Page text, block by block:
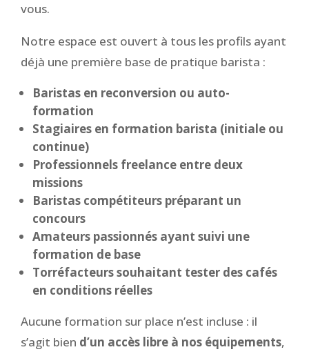
vous.
Notre espace est ouvert à tous les profils ayant
déjà une première base de pratique barista :
Baristas en reconversion ou auto-
formation
Stagiaires en formation barista (initiale ou
continue)
Professionnels freelance entre deux
missions
Baristas compétiteurs préparant un
concours
Amateurs passionnés ayant suivi une
formation de base
Torréfacteurs souhaitant tester des cafés
en conditions réelles
Aucune formation sur place n’est incluse : il
s’agit bien d’un accès libre à nos équipements,